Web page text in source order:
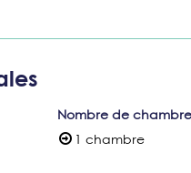
Nombre de
1 chambre